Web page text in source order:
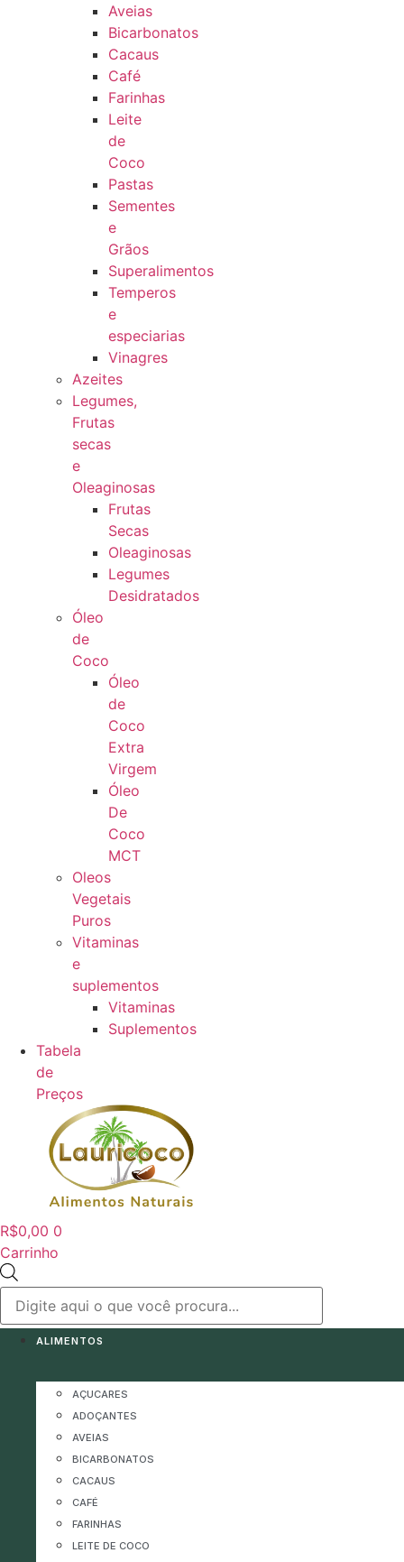
Aveias
Bicarbonatos
Cacaus
Café
Farinhas
Leite
de
Coco
Pastas
Sementes
e
Grãos
Superalimentos
Temperos
e
especiarias
Vinagres
Azeites
Legumes,
Frutas
secas
e
Oleaginosas
Frutas
Secas
Oleaginosas
Legumes
Desidratados
Óleo
de
Coco
Óleo
de
Coco
Extra
Virgem
Óleo
De
Coco
MCT
Oleos
Vegetais
Puros
Vitaminas
e
suplementos
Vitaminas
Suplementos
Tabela
de
Preços
R$0,00 0
Carrinho
produtos
ALIMENTOS
AÇUCARES
ADOÇANTES
AVEIAS
BICARBONATOS
CACAUS
CAFÉ
FARINHAS
LEITE DE COCO